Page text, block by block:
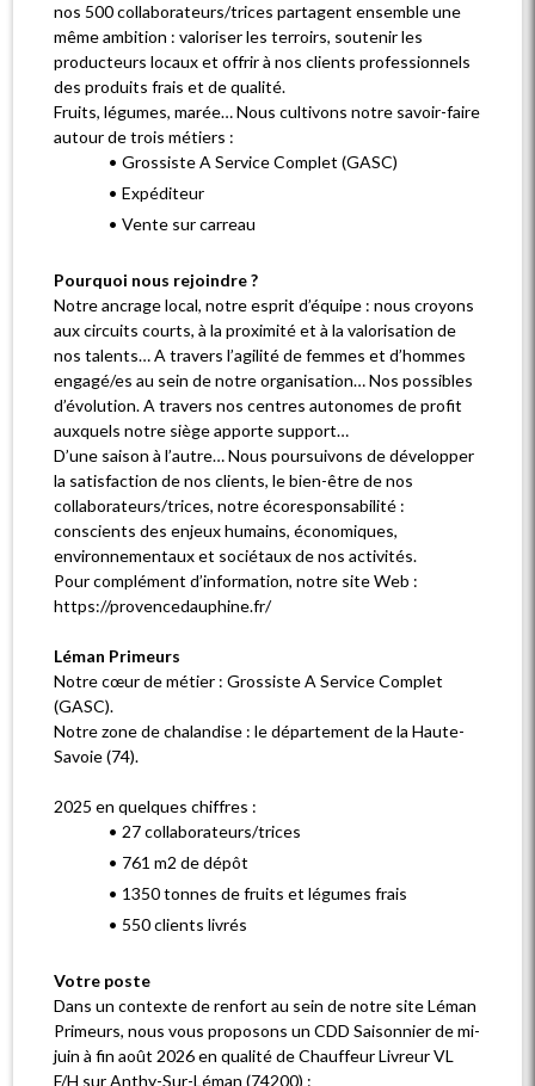
nos 500 collaborateurs/trices partagent ensemble une
même ambition : valoriser les terroirs, soutenir les
producteurs locaux et offrir à nos clients professionnels
des produits frais et de qualité.
Fruits, légumes, marée… Nous cultivons notre savoir-faire
autour de trois métiers :
Grossiste A Service Complet (GASC)
Expéditeur
Vente sur carreau
Pourquoi nous rejoindre ?
Notre ancrage local, notre esprit d’équipe : nous croyons
aux circuits courts, à la proximité et à la valorisation de
nos talents… A travers l’agilité de femmes et d’hommes
engagé/es au sein de notre organisation… Nos possibles
d’évolution. A travers nos centres autonomes de profit
auxquels notre siège apporte support…
D’une saison à l’autre… Nous poursuivons de développer
la satisfaction de nos clients, le bien-être de nos
collaborateurs/trices, notre écoresponsabilité :
conscients des enjeux humains, économiques,
environnementaux et sociétaux de nos activités.
Pour complément d’information, notre site Web :
https://provencedauphine.fr/
Léman Primeurs
Notre cœur de métier : Grossiste A Service Complet
(GASC).
Notre zone de chalandise : le département de la Haute-
Savoie (74).
2025 en quelques chiffres :
27 collaborateurs/trices
761 m2 de dépôt
1350 tonnes de fruits et légumes frais
550 clients livrés
Votre poste
Dans un contexte de renfort au sein de notre site Léman
Primeurs, nous vous proposons un CDD Saisonnier de mi-
juin à fin août 2026 en qualité de Chauffeur Livreur VL
F/H sur Anthy-Sur-Léman (74200) :